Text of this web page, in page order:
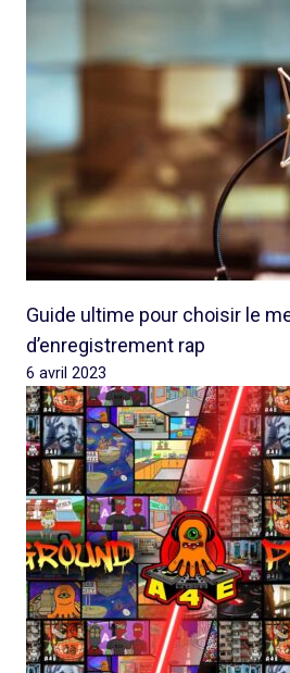
Guide ultime pour choisir le
d’enregistrement rap
6 avril 2023